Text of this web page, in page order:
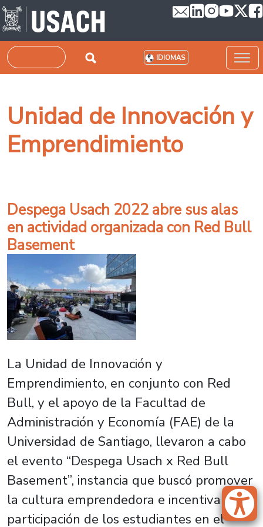
Pasar al contenido principal
Buscar IDIOMAS
Unidad de Innovación y
Emprendimiento
Despega Usach 2022 abre sus alas
en actividad organizada con Red Bull
Basement
La Unidad de Innovación y
Emprendimiento, en conjunto con Red
Bull, y el apoyo de la Facultad de
Administración y Economía (FAE) de la
Universidad de Santiago, llevaron a cabo
el evento “Despega Usach x Red Bull
Basement”, instancia que buscó promover
la cultura emprendedora e incentivar la
participación de los estudiantes en el